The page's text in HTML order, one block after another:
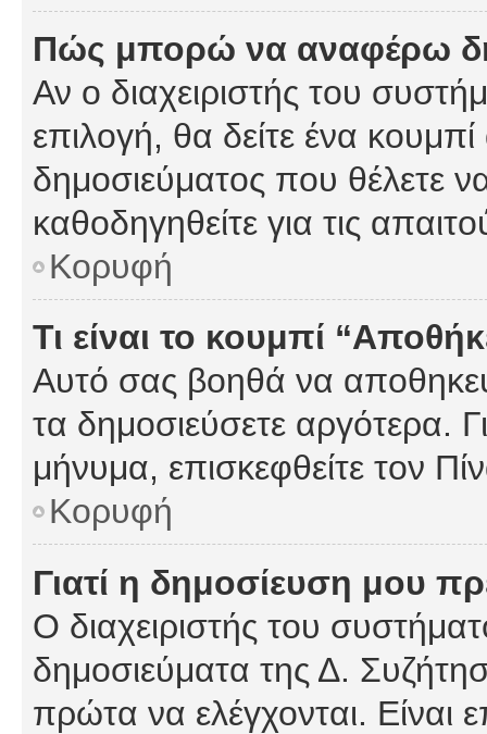
Πώς μπορώ να αναφέρω
Αν ο διαχειριστής του
επιλογή, θα δείτε ένα
δημοσιεύματος που θέλετε
καθοδηγηθείτε για τις
Κορυφή
Τι είναι το κουμπί
Αυτό σας βοηθά να
τα δημοσιεύσετε αργότερα.
μήνυμα, επισκεφθείτε τον
Κορυφή
Γιατί η δημοσίευση μου
Ο διαχειριστής του
δημοσιεύματα της Δ.
πρώτα να ελέγχονται. Είναι